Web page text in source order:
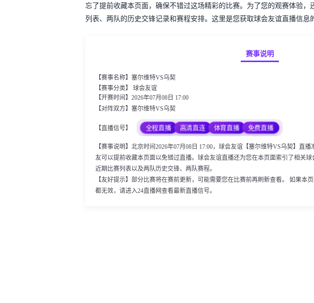
忘了提前收藏本页面，确保不错过这场精彩的比赛。为了您的观赛体验，
列表、两队的历史交锋记录和赛程安排。这里是您获取球会友谊直播信息
赛事说明
【赛事名称】塞尔维特VS乌契
【赛事分类】 球会友谊
【开赛时间】2026年07月08日 17:00
【对阵双方】塞尔维特VS乌契
【直播信号】 全程直播 高清直连 体育直播 免费直播
【赛事说明】北京时间2026年07月08日 17:00，球会友谊【塞尔维特VS乌契】直
友可以提前收藏本页面以免错过直播。球会友谊直播还为您在本页面索引了相关
近期比赛列表以及两队历史交锋、两队赛程。
【友好提示】部分比赛将在赛前更新，可能需要您在比赛前再刷新查看。 如果本
都无效，请进入24直播网查看最新直播信号。